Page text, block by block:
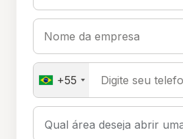
Nome da empresa
+55 Digite seu